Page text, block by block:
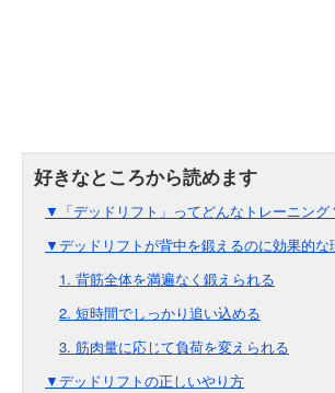
▼「デッドリフト」ってどんなトレーニング
▼デッドリフトが背中を鍛えるのに効果的な
1. 背筋全体を満遍なく鍛えられる
2. 短時間でしっかり追い込める
3. 筋肉量に応じて負荷を変えられる
▼デッドリフトの正しいやり方